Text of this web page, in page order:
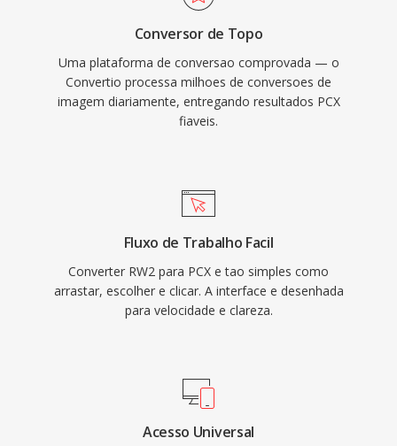
Conversor de Topo
Uma plataforma de conversao comprovada — o
Convertio processa milhoes de conversoes de
imagem diariamente, entregando resultados PCX
fiaveis.
Fluxo de Trabalho Facil
Converter RW2 para PCX e tao simples como
arrastar, escolher e clicar. A interface e desenhada
para velocidade e clareza.
Acesso Universal